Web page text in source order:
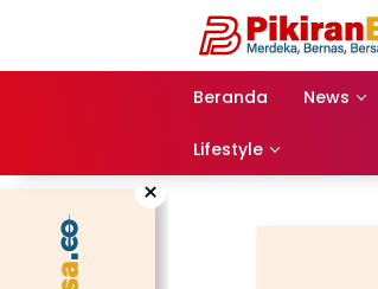
Beranda News
Lifestyle
×